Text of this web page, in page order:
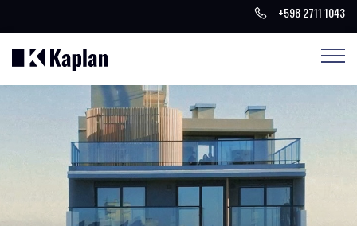
+598 2711 1043